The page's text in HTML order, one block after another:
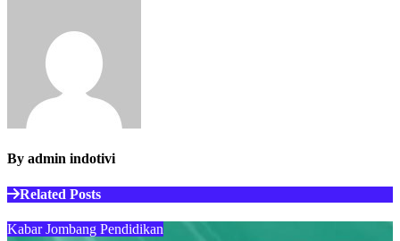
By admin indotivi
Related Posts
Kabar Jombang Pendidikan